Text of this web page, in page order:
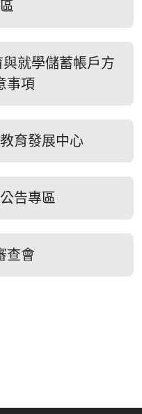
就學儲蓄帳戶方
事項
育發展中心
告專區
查會